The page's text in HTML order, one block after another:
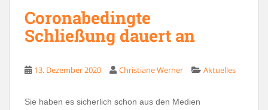
Coronabedingte
Schließung dauert an
13. Dezember 2020 Christiane Werner Aktuelles
Sie haben es sicherlich schon aus den Medien